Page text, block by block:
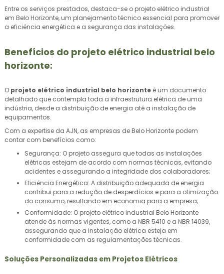
Entre os serviços prestados, destaca-se o projeto elétrico industrial
em Belo Horizonte, um planejamento técnico essencial para promover
a eficiência energética e a segurança das instalações.
Benefícios do projeto elétrico industrial belo
horizonte:
O projeto elétrico industrial belo horizonte é um documento
detalhado que contempla toda a infraestrutura elétrica de uma
indústria, desde a distribuição de energia até a instalação de
equipamentos.
Com a expertise da AJN, as empresas de Belo Horizonte podem
contar com benefícios como:
Segurança: O projeto assegura que todas as instalações
elétricas estejam de acordo com normas técnicas, evitando
acidentes e assegurando a integridade dos colaboradores;
Eficiência Energética: A distribuição adequada de energia
contribui para a redução de desperdícios e para a otimização
do consumo, resultando em economia para a empresa;
Conformidade: O projeto elétrico industrial Belo Horizonte
atende às normas vigentes, como a NBR 5410 e a NBR 14039,
assegurando que a instalação elétrica esteja em
conformidade com as regulamentações técnicas.
Soluções Personalizadas em Projetos Elétricos